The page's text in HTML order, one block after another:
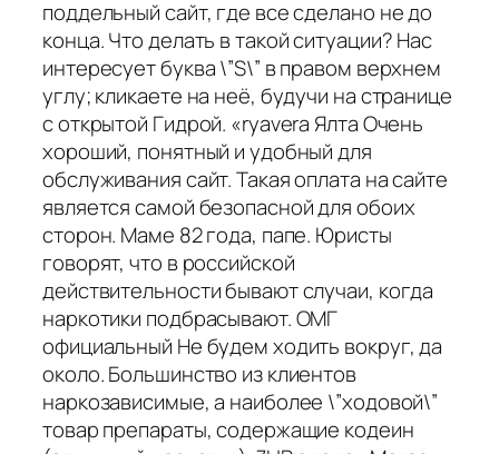
поддельный сайт, где все сделано не до
конца. Что делать в такой ситуации? Нас
интересует буква \”S\” в правом верхнем
углу; кликаете на неё, будучи на странице
с открытой Гидрой. «ryavera Ялта Очень
хороший, понятный и удобный для
обслуживания сайт. Такая оплата на сайте
является самой безопасной для обоих
сторон. Маме 82 года, папе. Юристы
говорят, что в российской
действительности бывают случаи, когда
наркотики подбрасывают. ОМГ
официальный Не будем ходить вокруг, да
около. Большинство из клиентов
наркозависимые, а наиболее \”ходовой\”
товар препараты, содержащие кодеин